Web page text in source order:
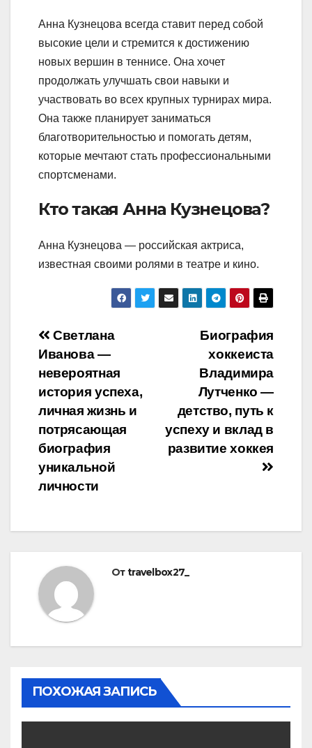
Анна Кузнецова всегда ставит перед собой
высокие цели и стремится к достижению
новых вершин в теннисе. Она хочет
продолжать улучшать свои навыки и
участвовать во всех крупных турнирах мира.
Она также планирует заниматься
благотворительностью и помогать детям,
которые мечтают стать профессиональными
спортсменами.
Кто такая Анна Кузнецова?
Анна Кузнецова — российская актриса,
известная своими ролями в театре и кино.
Навигация
по
записям
Биография
хоккеиста
Владимира
Лутченко —
детство, путь к
успеху и вклад в
развитие хоккея
Светлана
Иванова —
невероятная
история успеха,
личная жизнь и
потрясающая
биография
уникальной
личности
Отtravelbox27_
ПОХОЖАЯ ЗАПИСЬ